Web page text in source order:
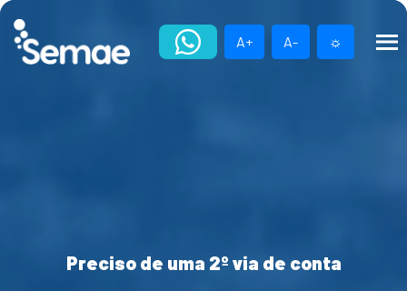
Skip
content
A+ A- ☼
Preciso de uma 2º via de conta